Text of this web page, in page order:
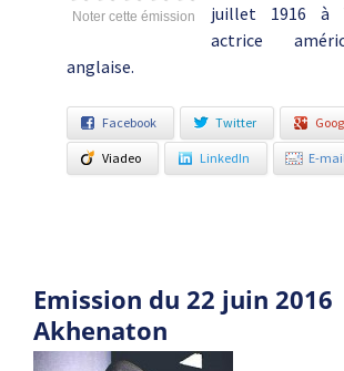
Noter cette émission
juillet 1916 à
actrice
anglaise.
Facebook Twitter
Viadeo LinkedIn E-
Emission du 22 juin 2016
Akhenaton